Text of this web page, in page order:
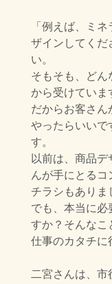
「例えば、ミ
ザインしてくだ
い。
そもそも、どん
から受けていま
だからお客さん
やったらいいで
す。
以前は、商品デ
んが手にとるコ
チラシもありま
でも、本当に必
すか？そんなこ
仕事のカタチに
二宮さんは、市